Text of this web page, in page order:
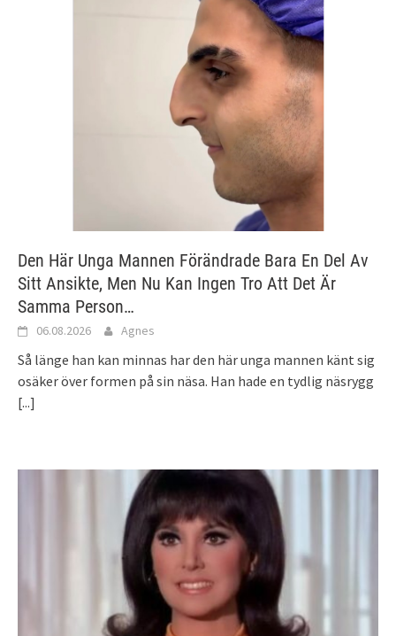
Den Här Unga Mannen Förändrade Bara En Del Av
Sitt Ansikte, Men Nu Kan Ingen Tro Att Det Är
Samma Person…
06.08.2026 Agnes
Så länge han kan minnas har den här unga mannen känt sig
osäker över formen på sin näsa. Han hade en tydlig näsrygg
[...]